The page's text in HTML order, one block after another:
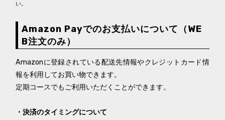
い。
Amazon Payでのお支払いについて（WE
B注文のみ）
Amazonに登録されている配送先情報やクレジットカード情
報を利用してお買い物できます。
定期コースでもご利用いただくことができます。
・決済のタイミングについて